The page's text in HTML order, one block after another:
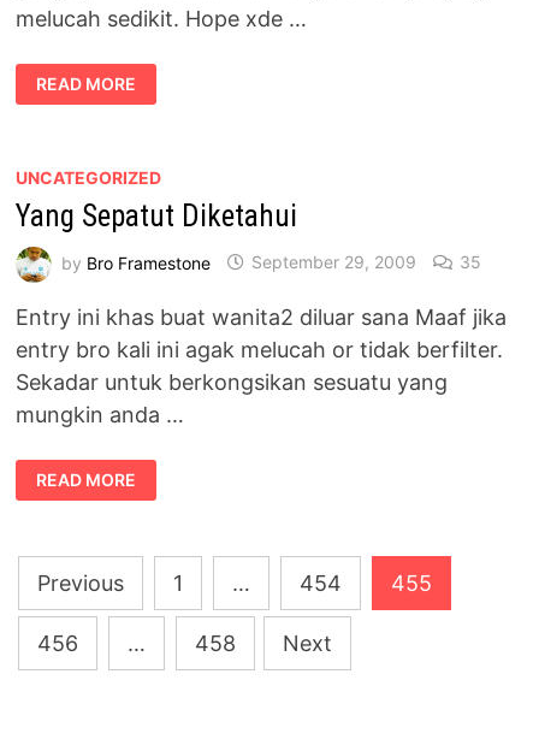
melucah sedikit. Hope xde …
FIRASAT
@
GERAK
READ MORE
UNCATEGORIZED
Yang Sepatut Diketahui
by Bro Framestone September 29, 2009 35
Entry ini khas buat wanita2 diluar sana Maaf jika
entry bro kali ini agak melucah or tidak berfilter.
Sekadar untuk berkongsikan sesuatu yang
mungkin anda …
YANG
SEPATUT
DIKETAHUI
READ MORE
Posts
pagination
Previous 1 … 454 455
456 … 458 Next